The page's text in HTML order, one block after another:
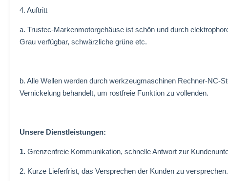
4. Auftritt
a. Trustec-Markenmotorgehäuse ist schön und durch
Grau verfügbar, schwärzliche grüne etc.
b. Alle Wellen werden durch werkzeugmaschinen Rechner-NC-
Vernickelung behandelt, um rostfreie Funktion zu vollenden.
Unsere Dienstleistungen:
1. Grenzenfreie Kommunikation, schnelle Antwort zur
2. Kurze Lieferfrist, das Versprechen der Kunden zu versprechen.